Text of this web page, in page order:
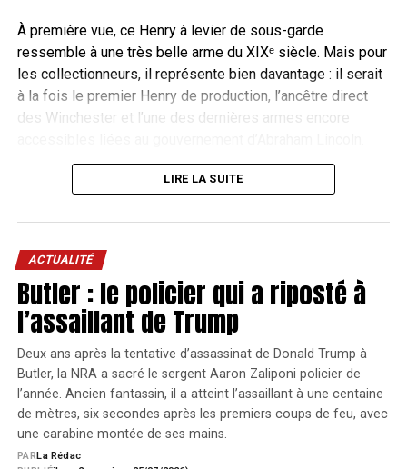
AGENDA : LES
PROCHAINS RENDEZ-
TOUT L'AGENDA
jeudi
août
2026
Mer
Colleville-sur-Mer
vendredi
14
août
2026
VEN
14
AOÛT
Bourse aux armes et militaria de Sainte-Maxime
Sainte-Maxime
samedi
15
août
2026
SAM
15
AOÛT
Bourse aux armes et militaria de Saint-Raphaël
(Le Dramont)
Saint-Raphaël (Le Dramont)
16
À première vue, ce Henry à levier de sous-garde
ressemble à une très belle arme du XIXᵉ siècle. Mais pour
les collectionneurs, il représente bien davantage : il serait
à la fois le premier Henry de production, l’ancêtre direct
des Winchester et l’une des dernières armes encore
Cinq millions de dollars, avant les
frais
La vente s’est déroulée à Bedford, au Texas, lors de « The
American Sale », une vente organisée par Rock Island
Auction Company pour célébrer les 250 ans des États-
Unis.
Les enchères ont atteint 5 millions de dollars au marteau.
Une fois les frais ajoutés, le prix réellement payé s’est
élevé à 5,875 millions de dollars, soit bien au-delà du
précédent record mondial pour un fusil vendu aux
enchères.
LIRE LA SUITE
ACTUALITÉ
Butler : le policier qui a riposté à
l’assaillant de Trump
Deux ans après la tentative d’assassinat de Donald Trump à
Butler, la NRA a sacré le sergent Aaron Zaliponi policier de
l’année. Ancien fantassin, il a atteint l’assaillant à une centaine
de mètres, six secondes après les premiers coups de feu, avec
une carabine montée de ses mains.
PARLa Rédac